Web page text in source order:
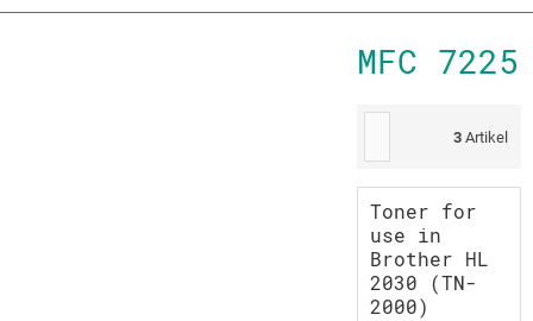
MFC 7225
3 Artikel
Toner for
use in
Brother HL
2030 (TN-
2000)